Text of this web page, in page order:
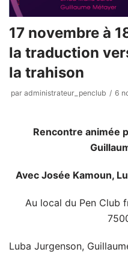
17 novembre à
la traduction
la trahison
par administrateur_penclub 6
Rencontre animée
Avec Josée Kamoun,
Au local du Pen Club
Luba Jurgenson,